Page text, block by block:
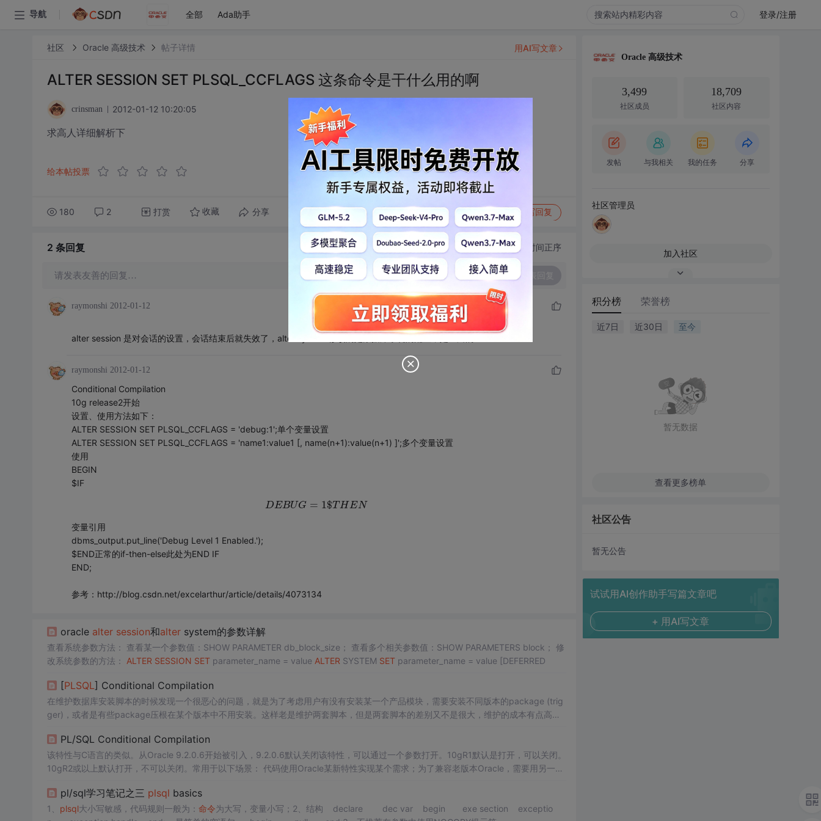
导航 全部 Ada助手 登录/注册
社区 Oracle 高级技术 帖子详情
ALTER SESSION SET PLSQL_CCFLAGS 这条命令是干什么用的啊
crinsman 2012-01-12 10:20:05
求高人详细解析下
给本帖投票
180 2 打赏 收藏 分享 转发到动态 举报 写回复
用AI写文章
2 条回复 切换为时间正序
请发表友善的回复… 发表回复
raymonshi 2012-01-12
alter session 是对会话的设置，会话结束后就失效了，alter system 修改的是数据库系统的配置，是全局的
raymonshi 2012-01-12
Conditional Compilation
10g release2开始
设置、使用方法如下：
ALTER SESSION SET PLSQL_CCFLAGS = 'debug:1';单个变量设置
ALTER SESSION SET PLSQL_CCFLAGS = 'name1:value1 [, name(n+1):value(n+1) ]';多个变量设置
使用
BEGIN
$IF
DEBUG = 1$T HEN
DEBUG=1 $THEN
变量引用
dbms_output.put_line('Debug Level 1 Enabled.');
$END正常的if-then-else此处为END IF
END;
参考：http://blog.csdn.net/excelarthur/article/details/4073134
oracle alter session和altersystem的参数详解
查看系统参数方法： 查看某一个参数值：SHOW PARAMETER db_block_size； 查看多个相关参数值：SHOW PARAMETERS block； 修
改系统参数的方法： ALTER SESSION SETparameter_name = value ALTER SYSTEM SETparameter_name = value [DEFERRED
[PLSQL] Conditional Compilation
在维护数据库安装脚本的时候发现一个很恶心的问题，就是为了考虑用户有没有安装某一个产品模块，需要安装不同版本的package (trig
ger)，或者是有些package压根在某个版本中不用安装。这样老是维护两套脚本，但是两套脚本的差别又不是很大，维护的成本有点高而
PL/SQL Conditional Compilation
该特性与C语言的类似。从Oracle 9.2.0.6开始被引入，9.2.0.6默认关闭该特性，可以通过一个参数打开。10gR1默认是打开，可以关闭。
10gR2或以上默认打开，不可以关闭。常用于以下场景： 代码使用Oracle某新特性实现某个需求；为了兼容老版本Oracle，需要用另一个
pl/sql学习笔记之三 plsql basics
1、 plsql大小写敏感，代码规则一般为： 命令为大写，变量小写；2、结构 declare dec var begin exe section exceptio
Oracle 高级技术
3,499
社区成员
18,709
社区内容
发帖 与我相关 我的任务 分享
社区管理员
加入社区
积分榜 荣誉榜
近7日 近30日 至今
暂无数据
查看更多榜单
社区公告
暂无公告
试试用AI创作助手写篇文章吧
+ 用AI写文章